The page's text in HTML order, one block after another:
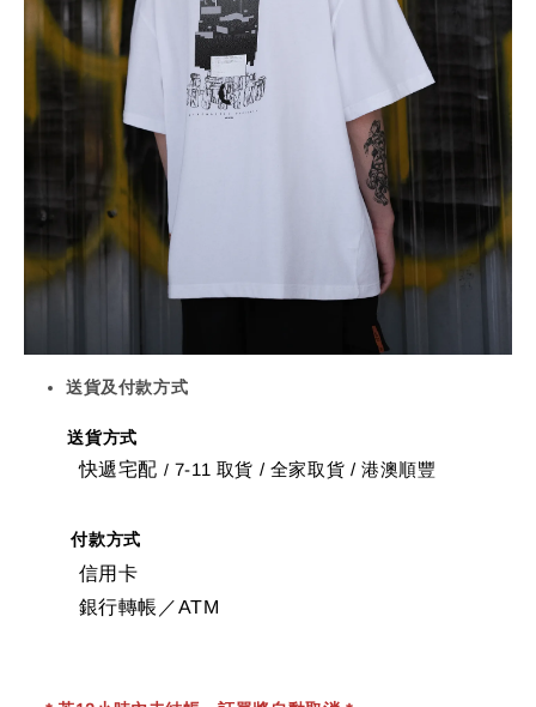
送貨及付款方式
送貨方式
快遞宅配 / 7-11 取貨 / 全家取貨 / 港澳順豐
付款方式
信用卡
銀行轉帳／ATM